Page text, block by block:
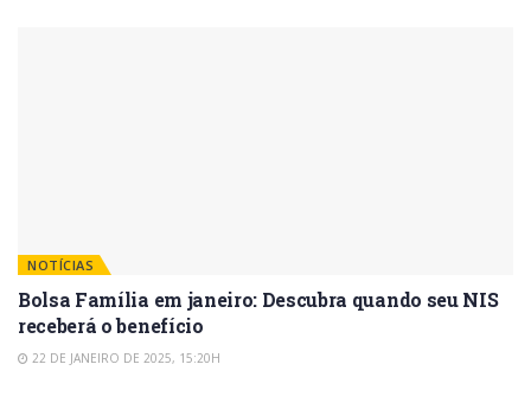
NOTÍCIAS
Bolsa Família em janeiro: Descubra quando seu NIS
receberá o benefício
22 DE JANEIRO DE 2025, 15:20H